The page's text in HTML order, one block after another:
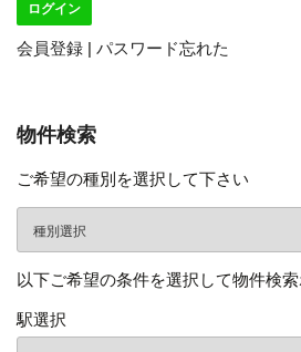
会員登録 | パスワード忘れた
物件検索
ご希望の種別を選択して下さい
以下ご希望の条件を選択して物件検
駅選択